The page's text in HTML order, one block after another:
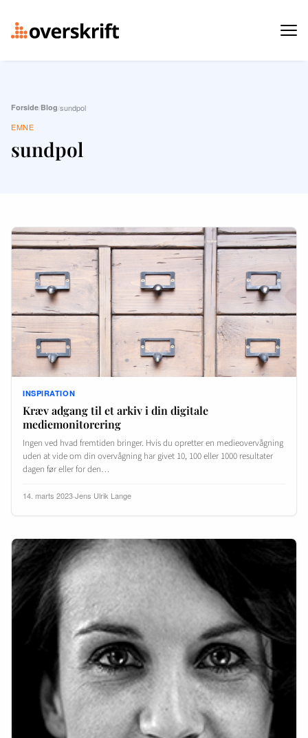
Forside/Blog/sundpol
EMNE
sundpol
INSPIRATION
Kræv adgang til et arkiv i din digitale
mediemonitorering
Ingen ved hvad fremtiden bringer. Hvis du opretter en medieovervågning
uden at vide om din overvågning har givet 10, 100 eller 1000 resultater
dagen før eller for den…
14. marts 2023·Jens Ulrik Lange